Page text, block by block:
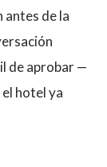
antes de la
de aprobar —
hotel ya